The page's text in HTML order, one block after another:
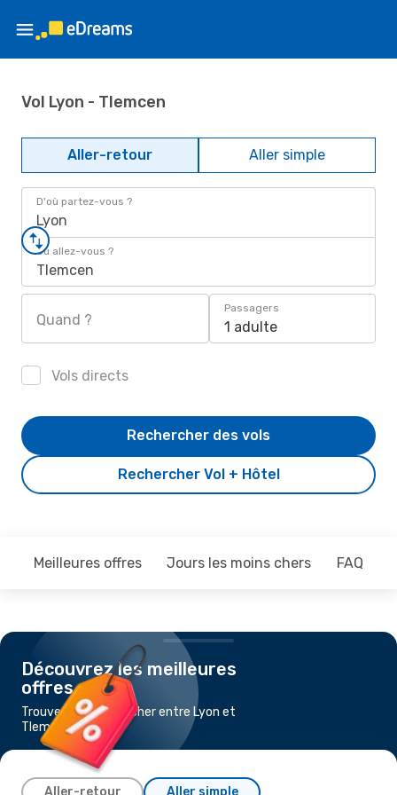
Vol Lyon - Tlemcen
Aller-retour Aller simple
D'où partez-vous ?
Lyon
Où allez-vous ?
Tlemcen
Quand ?
Passagers
1 adulte
Vols directs
Rechercher Vol + Hôtel
Rechercher des vols
Meilleures offres Jours les moins chers FAQ
Découvrez les meilleures
offres
Trouvez un vol pas cher entre Lyon et
Tlemcen
Aller-retour Aller simple